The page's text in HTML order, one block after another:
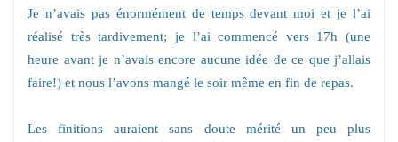
Je n’avais pas énormément de temps devant moi et je l’ai
réalisé très tardivement; je l’ai commencé vers 17h (une
heure avant je n’avais encore aucune idée de ce que j’allais
faire!) et nous l’avons mangé le soir même en fin de repas.
Les finitions auraient sans doute mérité un peu plus